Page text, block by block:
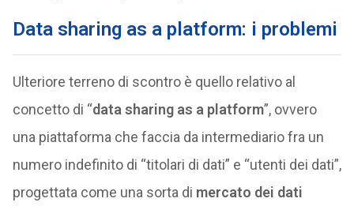
Data sharing as a platform: i problemi
Ulteriore terreno di scontro è quello relativo al
concetto di “data sharing as a platform”, ovvero
una piattaforma che faccia da intermediario fra un
numero indefinito di “titolari di dati” e “utenti dei dati”,
progettata come una sorta di mercato dei dati